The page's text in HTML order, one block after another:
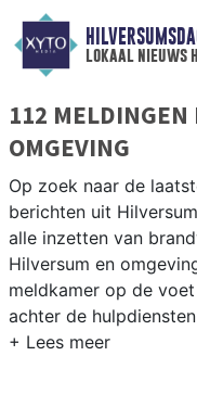
lokaal nieuws
112 MELDINGEN
OMGEVING
Op zoek naar de
berichten uit
alle inzetten van
Hilversum en
meldkamer op de
achter de